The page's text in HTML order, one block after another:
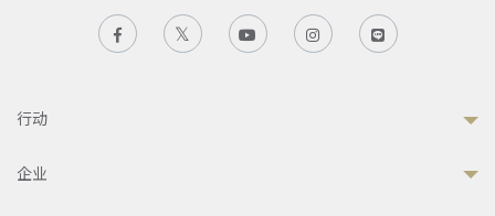
行动
企业